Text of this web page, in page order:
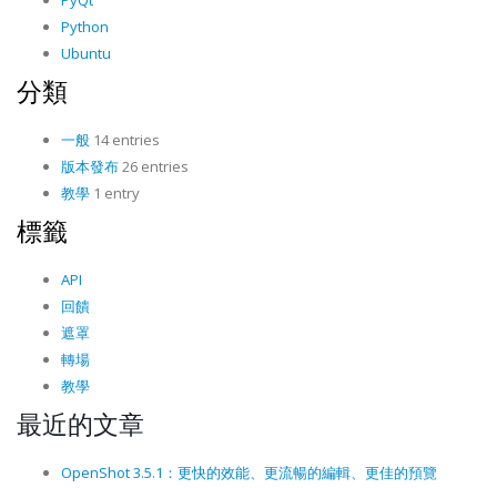
Python
Ubuntu
分類
一般 14 entries
版本發布26 entries
教學 1 entry
標籤
API
回饋
遮罩
轉場
教學
最近的文章
OpenShot 3.5.1：更快的效能、更流暢的編輯、更佳的預覽